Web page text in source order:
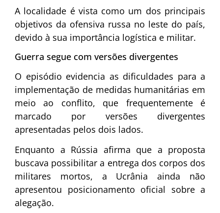
A localidade é vista como um dos principais
objetivos da ofensiva russa no leste do país,
devido à sua importância logística e militar.
Guerra segue com versões divergentes
O episódio evidencia as dificuldades para a
implementação de medidas humanitárias em
meio ao conflito, que frequentemente é
marcado por versões divergentes
apresentadas pelos dois lados.
Enquanto a Rússia afirma que a proposta
buscava possibilitar a entrega dos corpos dos
militares mortos, a Ucrânia ainda não
apresentou posicionamento oficial sobre a
alegação.